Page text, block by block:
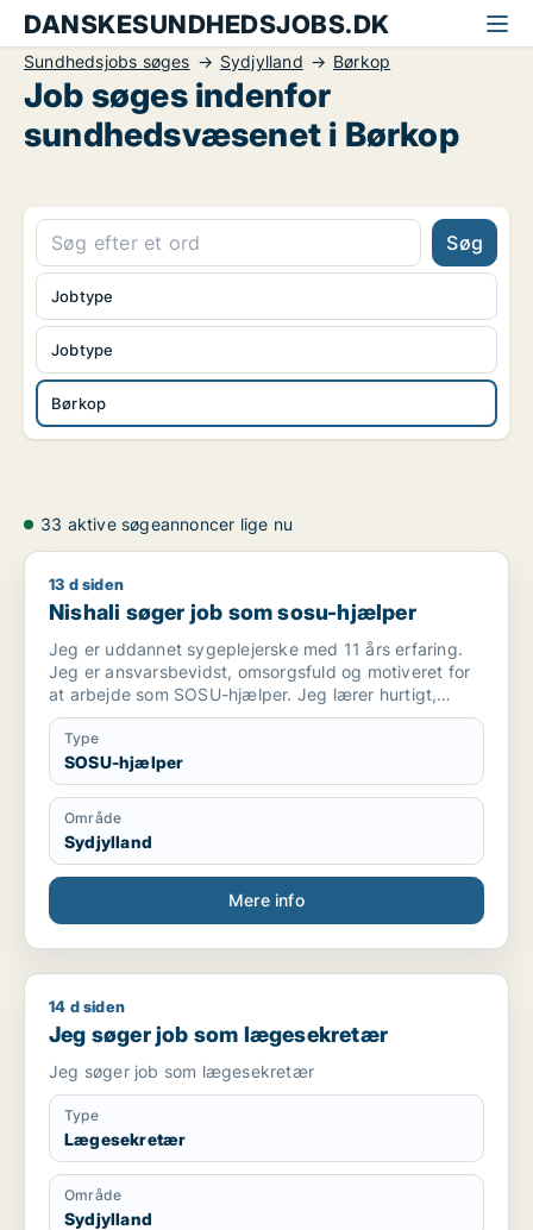
DANSKESUNDHEDSJOBS.DK
Sundhedsjobs søges Sydjylland Børkop
Job søges indenfor
sundhedsvæsenet i Børkop
Søg
Jobtype
Børkop
Jobtype
33 aktive søgeannoncer lige nu
Nishali søger job som sosu-hjælper
13 d siden
Nishali søger job som sosu-hjælper
Jeg er uddannet sygeplejerske med 11 års erfaring.
Jeg er ansvarsbevidst, omsorgsfuld og motiveret for
at arbejde som SOSU-hjælper. Jeg lærer hurtigt,
arbejder godt i et team og ønsker et job i
Sydjylland(Vejle, Kolding, Fredericia) . Jeg taler og
skriver dansk på PD2-modul 3 niveau og arbejder på
at forbedre mine danskkundskaber.
Type
SOSU-hjælper
Område
Sydjylland
Mere info
Jeg søger job som lægesekretær
14 d siden
Jeg søger job som lægesekretær
Jeg søger job som lægesekretær
Type
Lægesekretær
Område
Sydjylland